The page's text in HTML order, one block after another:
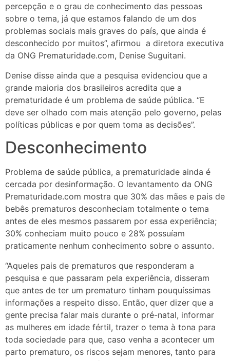
percepção e o grau de conhecimento das pessoas
sobre o tema, já que estamos falando de um dos
problemas sociais mais graves do país, que ainda é
desconhecido por muitos”, afirmou a diretora executiva
da ONG Prematuridade.com, Denise Suguitani.
Denise disse ainda que a pesquisa evidenciou que a
grande maioria dos brasileiros acredita que a
prematuridade é um problema de saúde pública. “E
deve ser olhado com mais atenção pelo governo, pelas
políticas públicas e por quem toma as decisões”.
Desconhecimento
Problema de saúde pública, a prematuridade ainda é
cercada por desinformação. O levantamento da ONG
Prematuridade.com mostra que 30% das mães e pais de
bebês prematuros desconheciam totalmente o tema
antes de eles mesmos passarem por essa experiência;
30% conheciam muito pouco e 28% possuíam
praticamente nenhum conhecimento sobre o assunto.
“Aqueles pais de prematuros que responderam a
pesquisa e que passaram pela experiência, disseram
que antes de ter um prematuro tinham pouquíssimas
informações a respeito disso. Então, quer dizer que a
gente precisa falar mais durante o pré-natal, informar
as mulheres em idade fértil, trazer o tema à tona para
toda sociedade para que, caso venha a acontecer um
parto prematuro, os riscos sejam menores, tanto para